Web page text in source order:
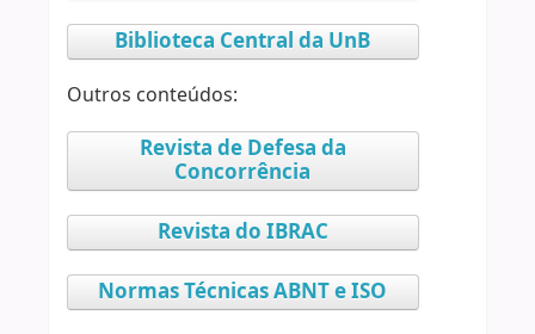
Biblioteca Central da UnB
Outros conteúdos:
Revista de Defesa da
Concorrência
Revista do IBRAC
Normas Técnicas ABNT e ISO